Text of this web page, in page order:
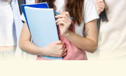
lựa chọn ứng